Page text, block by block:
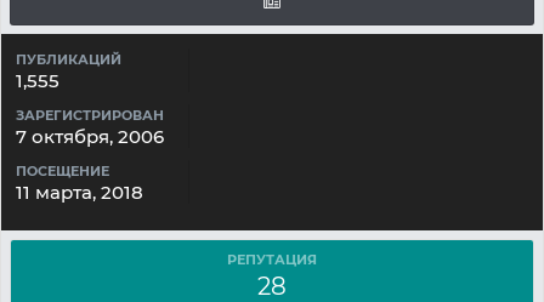
ПУБЛИКАЦИЙ
1,555
ЗАРЕГИСТРИРОВАН
7 октября, 2006
ПОСЕЩЕНИЕ
11 марта, 2018
РЕПУТАЦИЯ
28